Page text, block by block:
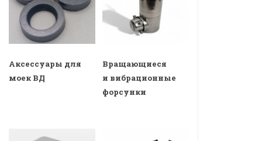
Аксессуары для
моек ВД
Вращающиеся
и вибрационные
форсунки